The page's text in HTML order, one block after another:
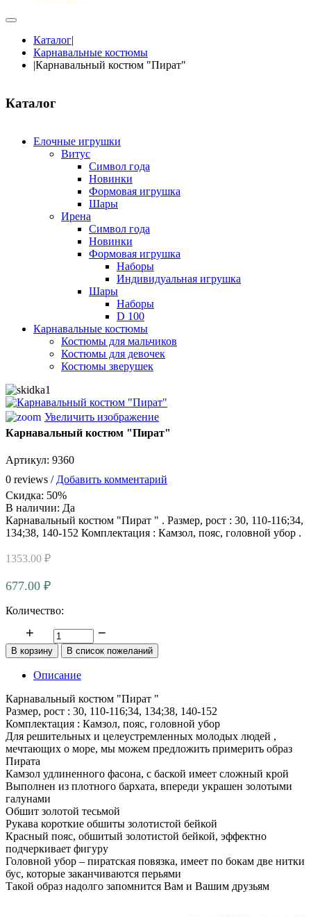
Каталог|
Карнавальные костюмы
|Карнавальный костюм "Пират"
Каталог
Елочные игрушки
Витус
Символ года
Новинки
Формовая игрушка
Шары
Ирена
Символ года
Новинки
Формовая игрушка
Наборы
Индивидуальная игрушка
Шары
Наборы
D 100
Карнавальные костюмы
Костюмы для мальчиков
Костюмы для девочек
Костюмы зверушек
Увеличить изображение
Карнавальный костюм "Пират"
Артикул: 9360
0 reviews / Добавить комментарий
Скидка: 50%
В наличии: Да
Карнавальный костюм "Пират " . Размер, рост : 30, 110-116;34,
134;38, 140-152 Комплектация : Камзол, пояс, головной убор .
1353.00 ₽
677.00 ₽
Количество:
Описание
Карнавальный костюм "Пират "
Размер, рост : 30, 110-116;34, 134;38, 140-152
Комплектация : Камзол, пояс, головной убор
Для решительных и целеустремленных молодых людей ,
мечтающих о море, мы можем предложить примерить образ
Пирата
Камзол удлиненного фасона, с баской имеет сложный крой
Выполнен из плотного бархата, впереди украшен золотыми
галунами
Обшит золотой тесьмой
Рукава короткие обшиты золотистой бейкой
Красный пояс, обшитый золотистой бейкой, эффектно
подчеркивает фигуру
Головной убор – пиратская повязка, имеет по бокам две нитки
бус, которые заканчиваются перьями
Такой образ надолго запомнится Вам и Вашим друзьям